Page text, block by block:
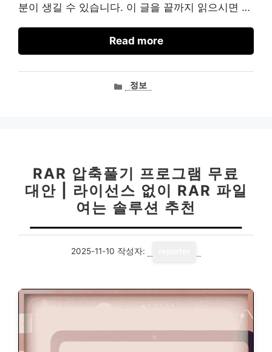
분이 생길 수 있습니다. 이 글을 끝까지 읽으시면 …
Read more
카정보
RAR 압축풀기 프로그램 무료
대안 | 라이선스 없이 RAR 파일
여는 솔루션 추천
2025-11-10 작성자: